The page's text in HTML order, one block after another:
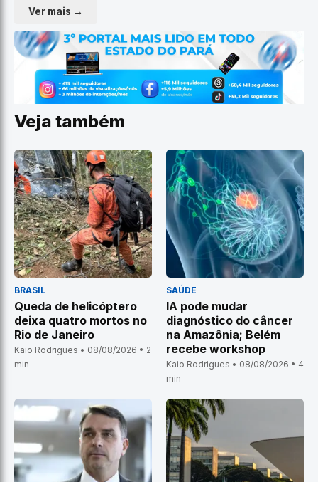
Ver mais →
Veja também
BRASIL
Queda de helicóptero
deixa quatro mortos no
Rio de Janeiro
Kaio Rodrigues • 08/08/2026 • 2
min
SAÚDE
IA pode mudar
diagnóstico do câncer
na Amazônia; Belém
recebe workshop
Kaio Rodrigues • 08/08/2026 • 4
min